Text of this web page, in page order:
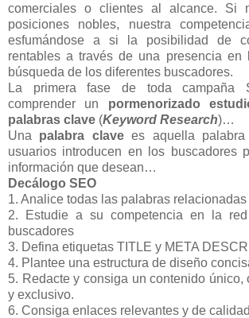
comerciales o clientes al alcance. Si
posiciones nobles, nuestra
esfumándose a si la posibilidad de
rentables a través de una presencia en
búsqueda de los diferentes buscadores.
La primera fase de toda campaña
comprender un pormenorizado
palabras clave (Keyword Research)…
Una palabra clavees aquella
usuarios introducen en los buscadores
información que desean…
Decálogo SEO
1. Analice todas las palabras
2. Estudie a su competencia en la
buscadores
3. Defina etiquetas TITLE y META
4. Plantee una estructura de diseño
5. Redacte y consiga un contenido único,
y exclusivo.
6. Consiga enlaces relevantes y de calidad